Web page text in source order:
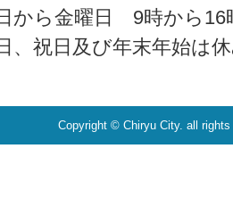
から金曜日 9時から16
、祝日及び年末年始は
Copyright © Chiryu City. all rights